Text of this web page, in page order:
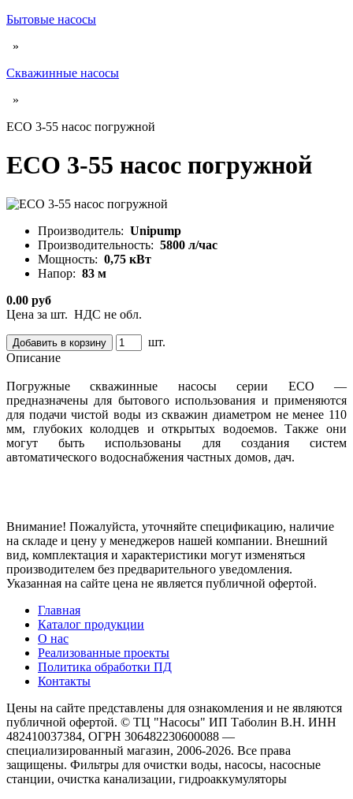
Бытовые насосы
»
Скважинные насосы
»
ECO 3-55 насос погружной
ECO 3-55 насос погружной
Производитель: Unipump
Производительность: 5800 л/час
Мощность: 0,75 кВт
Напор: 83 м
0.00 руб
Цена за шт. НДС не обл.
шт.
Описание
Погружные скважинные насосы серии ЕСО —
предназначены для бытового использования и применяются
для подачи чистой воды из скважин диаметром не менее 110
мм, глубоких колодцев и открытых водоемов. Также они
могут быть использованы для создания систем
автоматического водоснабжения частных домов, дач.
Внимание! Пожалуйста, уточняйте спецификацию, наличие
на складе и цену у менеджеров нашей компании. Внешний
вид, комплектация и характеристики могут изменяться
производителем без предварительного уведомления.
Указанная на сайте цена не является публичной офертой.
Главная
Каталог продукции
О нас
Реализованные проекты
Политика обработки ПД
Контакты
Цены на сайте представлены для ознакомления и не являются
публичной офертой. © ТЦ "Насосы" ИП Таболин В.Н. ИНН
482410037384, ОГРН 306482230600088 —
специализированный магазин, 2006-2026. Все права
защищены. Фильтры для очистки воды, насосы, насосные
станции, очистка канализации, гидроаккумуляторы